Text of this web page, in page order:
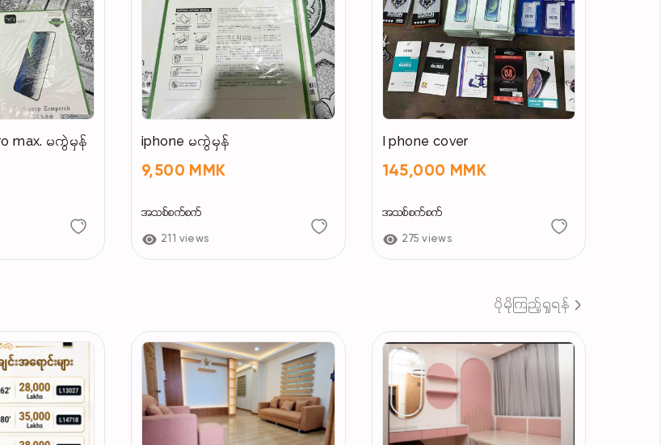
iphone 13 , 13 pro max. မကွဲမှန်
iphone မကွဲမှန်
9,500 MMK
အသစ်စက်စက်
211 views
I phone cover
145,000 MMK
အသစ်စက်စက်
275 views
ပိုမိုကြည့်ရှုရန်